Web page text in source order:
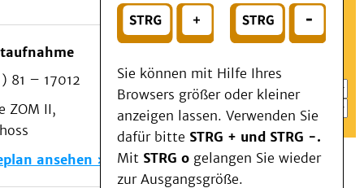
oder
Wählen Sie ein Thema für Ihren Schnelleinstieg
81 – 17012
ZOM II,
ansehen
Sie können mit Hilfe Ihres
Browsers größer oder kleiner
anzeigen lassen. Verwenden Sie
dafür bitte STRG + und STRG -.
Mit STRG o gelangen Sie wieder
zur Ausgangsgröße.
Patienten & Besucher
Kliniken/Institute/Zentren
Als Patient am UKD
Beratung und Unterstützung
Veranstaltungen
Kommunikation im Medizinwesen (KIM)
Notfall
Forschung & Lehre